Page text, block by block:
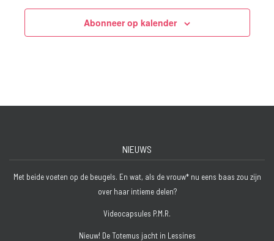
Abonneer op kalender
NIEUWS
Met beide voeten op de beugels. En wat, als de vrouw* nu eens baas zou zijn
over haar intieme delen?
Videocapsules P.M.R.
Nieuw! De Totemus jacht in Lessines